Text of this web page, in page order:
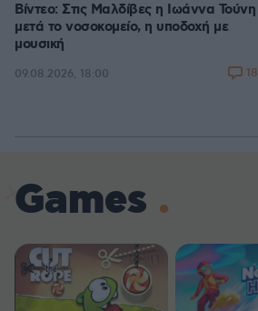
Βίντεο: Στις Μαλδίβες η Ιωάννα Τούνη
μετά το νοσοκομείο, η υποδοχή με
μουσική
09.08.2026, 18:00 18
Games